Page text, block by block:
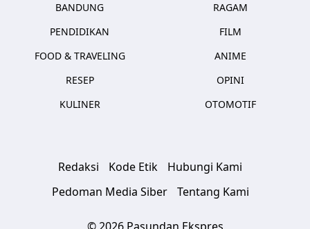
BANDUNG
PENDIDIKAN
FOOD & TRAVELING
RESEP
KULINER
RAGAM
FILM
ANIME
OPINI
OTOMOTIF
Redaksi Kode Etik
Hubungi Kami
Pedoman Media Siber
Tentang Kami